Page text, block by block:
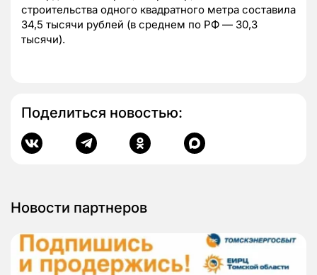
строительства одного квадратного метра составила
34,5 тысячи рублей (в среднем по РФ — 30,3
тысячи).
Поделиться новостью:
Новости партнеров